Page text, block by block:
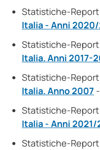
Statistiche-
Italia - Anni
Statistiche-
Italia. Anni 2017-
Statistiche-
Italia. Anno 2007
Statistiche-
Italia - Anni 2021/
Statistiche-